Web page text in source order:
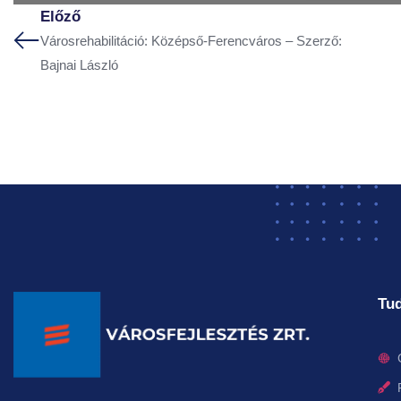
Előző
Városrehabilitáció: Középső-Ferencváros – Szerző:
Bajnai László